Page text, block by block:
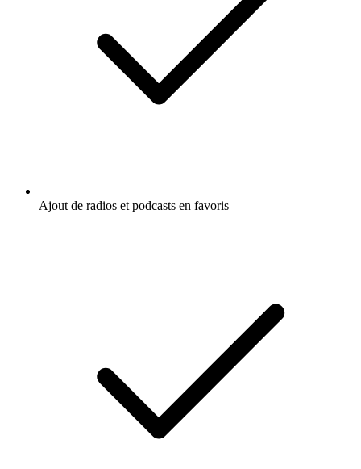
Ajout de radios et podcasts en favoris